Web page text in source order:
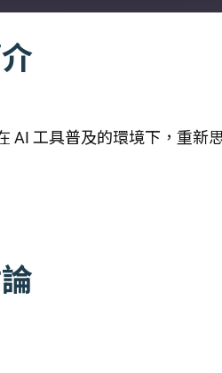
AI 工具普及的環境下，重新